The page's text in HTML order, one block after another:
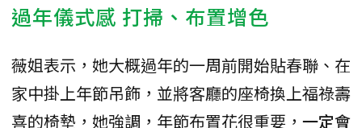
過年儀式感 打掃、布置增色
薇姐表示，她大概過年的一周前開始貼春聯、在
家中掛上年節吊飾，並將客廳的座椅換上福祿壽
喜的椅墊，她強調，年節布置花很重要， 一定會